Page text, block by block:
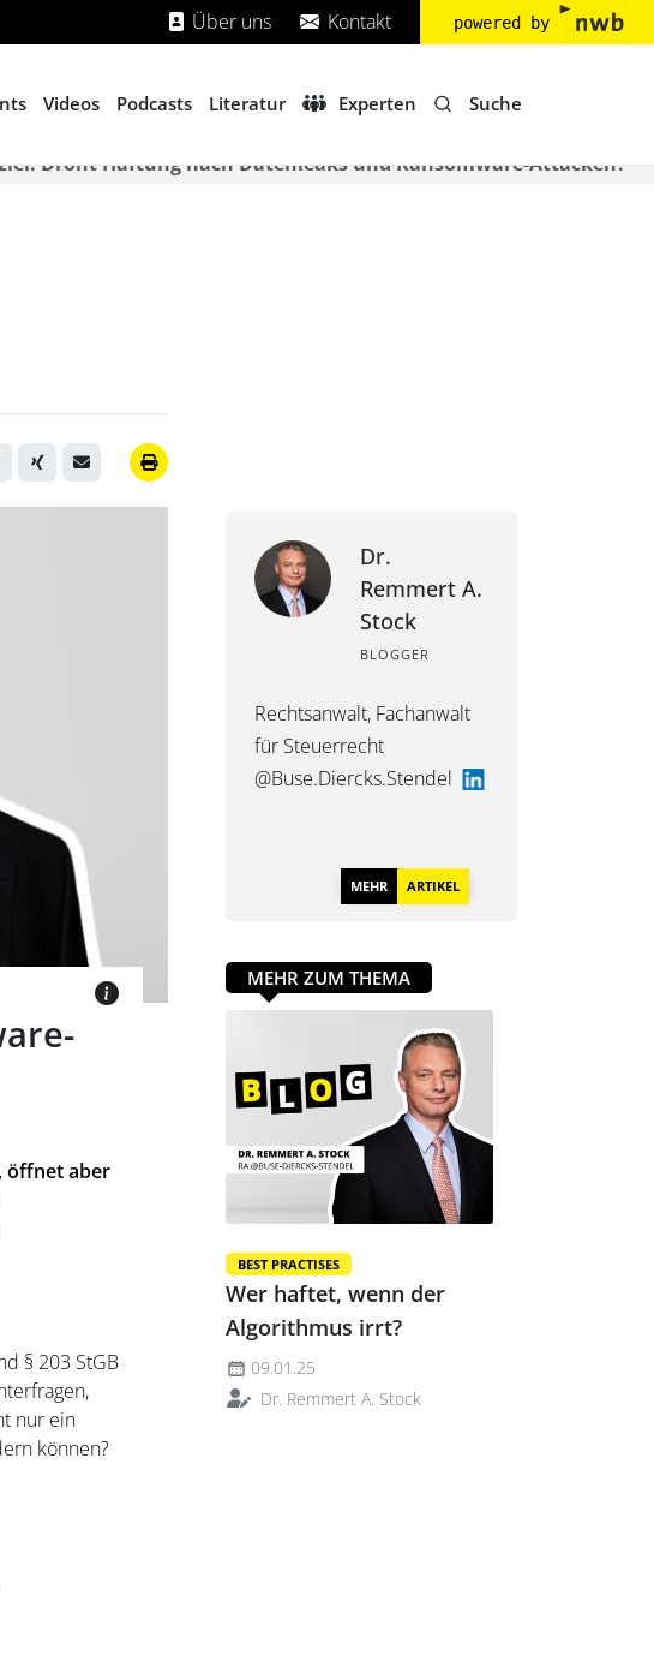
Über uns Kontakt powered by
Videos Podcasts Literatur Experten Suche
Droht Haftung nach Datenleaks und Ransomware-Attacken?
öffnet aber
§ 203 StGB
nur ein
können?
Dr.
Remmert A.
Stock
BLOGGER
Rechtsanwalt, Fachanwalt
für Steuerrecht
@Buse.Diercks.Stendel
MEHR ARTIKEL
MEHR ZUM THEMA
BEST PRACTISES
Wer haftet, wenn der
Algorithmus irrt?
09.01.25
Dr. Remmert A. Stock